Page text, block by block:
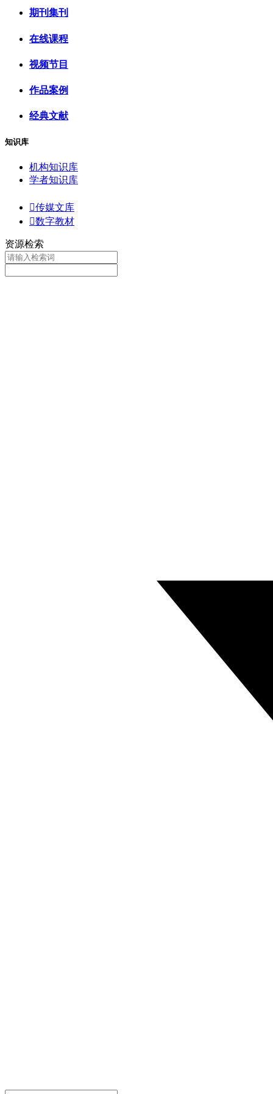
期刊集刊
在线课程
视频节目
作品案例
经典文献
知识库
机构知识库
学者知识库
传媒文库
数字教材
资源检索